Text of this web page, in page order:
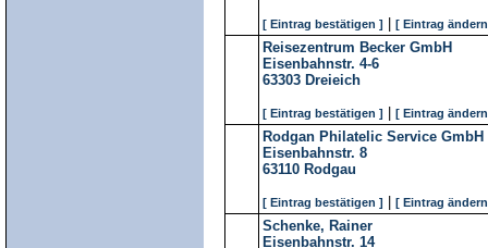
[ Eintrag bestätigen ] [ Eintrag
Reisezentrum Becker GmbH
Eisenbahnstr. 4-6
63303 Dreieich
[ Eintrag bestätigen ] [ Eintrag
Rodgan Philatelic Service GmbH
Eisenbahnstr. 8
63110 Rodgau
[ Eintrag bestätigen ] [ Eintrag
Schenke, Rainer
Eisenbahnstr. 14